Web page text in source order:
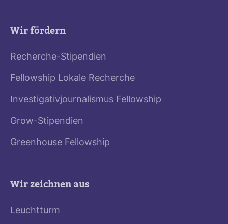
Wir fördern
Recherche-Stipendien
Fellowship Lokale Recherche
Investigativjournalismus Fellowship
Grow-Stipendien
Greenhouse Fellowship
Wir zeichnen aus
Leuchtturm